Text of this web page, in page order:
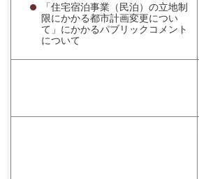
「住宅宿泊事業（民泊）の立地制
限にかかる都市計画変更につい
て」にかかるパブリックコメント
について